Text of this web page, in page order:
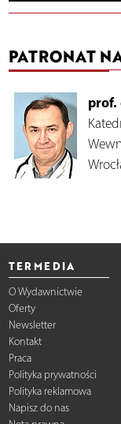
PATRONAT
prof.
TERMEDIA
O Wydawnictwie
Oferty
Newsletter
Kontakt
Praca
Polityka prywatności
Polityka reklamowa
Napisz do nas